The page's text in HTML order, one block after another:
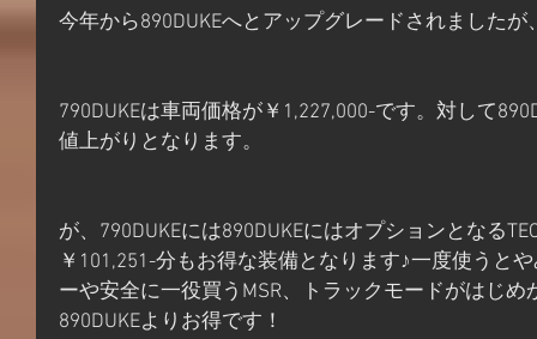
今年から890DUKEへとアップグレードされましたが
790DUKEは車両価格が￥1,227,000-です。対して
値上がりとなります。
が、790DUKEには890DUKEにはオプションとなる
￥101,251-分もお得な装備となります♪一度使うと
ーや安全に一役買うMSR、トラックモードがはじ
890DUKEよりお得です！